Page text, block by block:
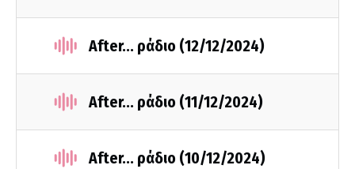
After... ράδιο (12/12/2024)
After... ράδιο (11/12/2024)
After... ράδιο (10/12/2024)